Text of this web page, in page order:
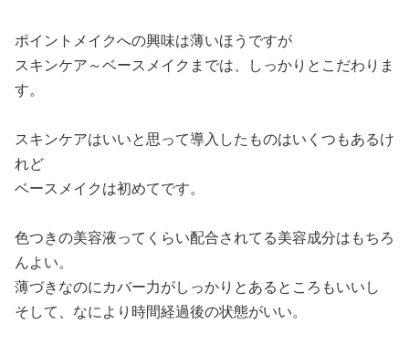
ポイントメイクへの興味は薄いほうですが
スキンケア～ベースメイクまでは、しっかりとこだわりま
す。
スキンケアはいいと思って導入したものはいくつもあるけ
れど
ベースメイクは初めてです。
色つきの美容液ってくらい配合されてる美容成分はもちろ
んよい。
薄づきなのにカバー力がしっかりとあるところもいいし
そして、なにより時間経過後の状態がいい。